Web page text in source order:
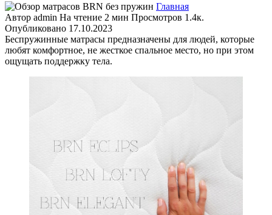
Главная
Автор admin На чтение 2 мин Просмотров 1.4к.
Опубликовано 17.10.2023
Беспружинные матрасы предназначены для людей, которые
любят комфортное, не жесткое спальное место, но при этом
ощущать поддержку тела.